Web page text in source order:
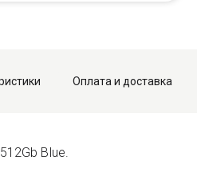
Оплата и доставка
Blue.